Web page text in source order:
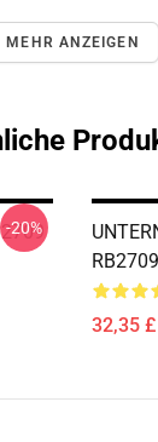
MEHR ANZEIGEN
-20%
RB2709
32,35